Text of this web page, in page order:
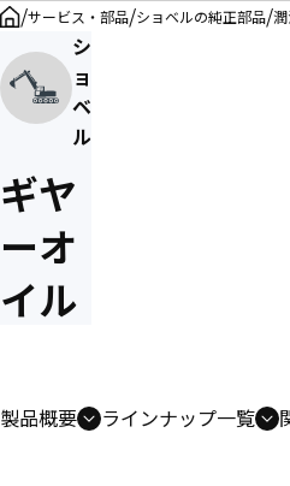
/サービス・部品/ショベルの純正部品/
シ
ョ
ベ
ル
ギヤ
ーオ
イル
製品概要 ラインナップ一覧